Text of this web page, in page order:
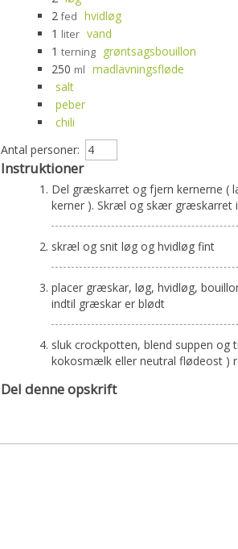
2 fed hvidløg
1 liter vand
1 terning grøntsagsbouillon
250 ml madlavningsfløde
salt
peber
chili
Antal personer:
Instruktioner
Del græskarret og fjern kernerne (
kerner ). Skræl og skær græskarret
skræl og snit løg og hvidløg fint
placer græskar, løg, hvidløg,
indtil græskar er blødt
sluk crockpotten, blend suppen
kokosmælk eller neutral flødeost )
Del denne opskrift